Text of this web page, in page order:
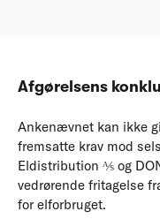
Afgørelsens
Ankenævnet kan ikke
fremsatte krav mod
Eldistribution ⅍ og
vedrørende fritagelse
for elforbruget.